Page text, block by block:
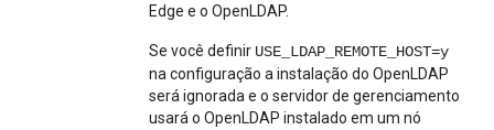
Edge e o OpenLDAP.
Se você definir USE_LDAP_REMOTE_HOST=y
na configuração a instalação do OpenLDAP
será ignorada e o servidor de gerenciamento
usará o OpenLDAP instalado em um nó